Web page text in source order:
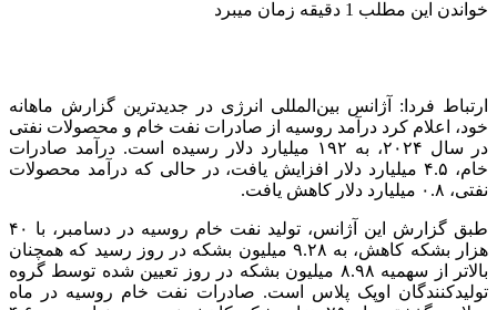
خواندن این مطلب 1 دقیقه زمان میبرد
ارتباط فردا: آژانس بین‌المللی انرژی در جدیدترین گزارش ماهانه
خود، اعلام کرد درآمد روسیه از صادرات نفت خام و محصولات نفتی
در سال ۲۰۲۴، به ۱۹۲ میلیارد دلار رسیده است. درآمد صادرات
خام، ۴.۵ میلیارد دلار افزایش یافت، در حالی که درآمد محصولات
نفتی، ۰.۸ میلیارد دلار کاهش یافت.
طبق گزارش این آژانس، تولید نفت خام روسیه در دسامبر، با ۴۰
هزار بشکه کاهش، به ۹.۲۸ میلیون بشکه در روز رسید که همچنان
بالاتر از سهمیه ۸.۹۸ میلیون بشکه در روز تعیین شده توسط گروه
تولیدکنندگان اوپک پلاس است. صادرات نفت خام روسیه در ماه